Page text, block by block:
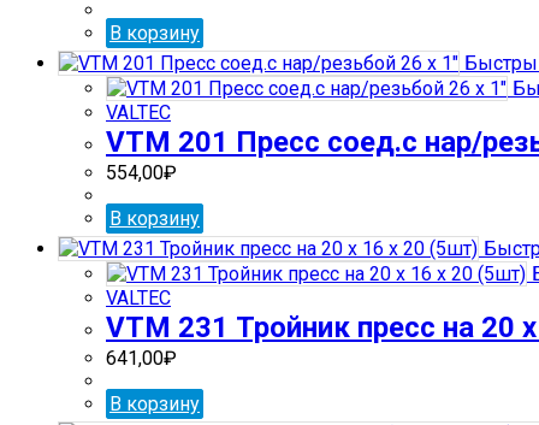
В корзину
VALTEC
VTM 201 Пресс соед.с нар/
554,00₽
В корзину
VALTEC
VTM 231 Тройник пресс на 20
641,00₽
В корзину